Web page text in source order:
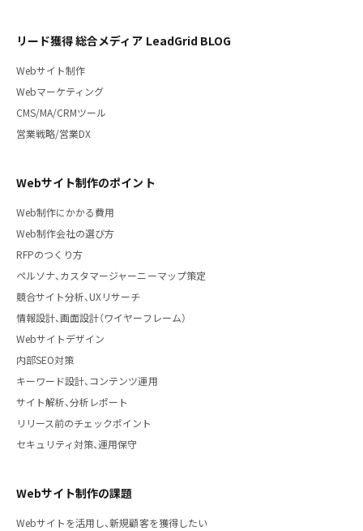
リード獲得 総合メディア LeadGrid BLOG
Webサイト制作
Webマーケティング
CMS/MA/CRMツール
営業戦略/営業DX
Webサイト制作のポイント
Web制作にかかる費用
Web制作会社の選び方
RFPのつくり方
ペルソナ、カスタマージャーニーマップ策定
競合サイト分析、UXリサーチ
情報設計、画面設計（ワイヤーフレーム）
Webサイトデザイン
内部SEO対策
キーワード設計、コンテンツ運用
サイト解析、分析レポート
リリース前のチェックポイント
セキュリティ対策、運用保守
Webサイト制作の課題
Webサイトを活用し、新規顧客を獲得したい